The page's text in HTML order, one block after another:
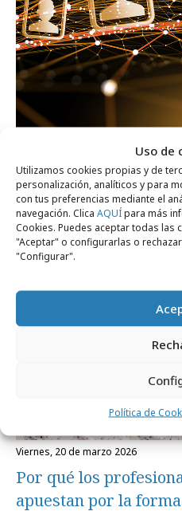
Uso de
Utilizamos cookies propias y de
personalización, analíticos y para
con tus preferencias mediante el
navegación. Clica AQUÍpara más
Cookies. Puedes aceptar todas las
"Aceptar" o configurarlas o
"Configurar".
Política de
Seguir
estáticos: la nueva
Formación y estudios
viernes, 20 de marzo 2026
Por qué los
apuestan por la